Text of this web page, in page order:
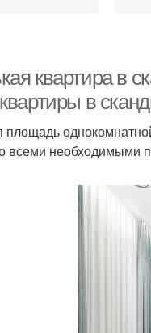
квартира в
в
всеми необходимыми